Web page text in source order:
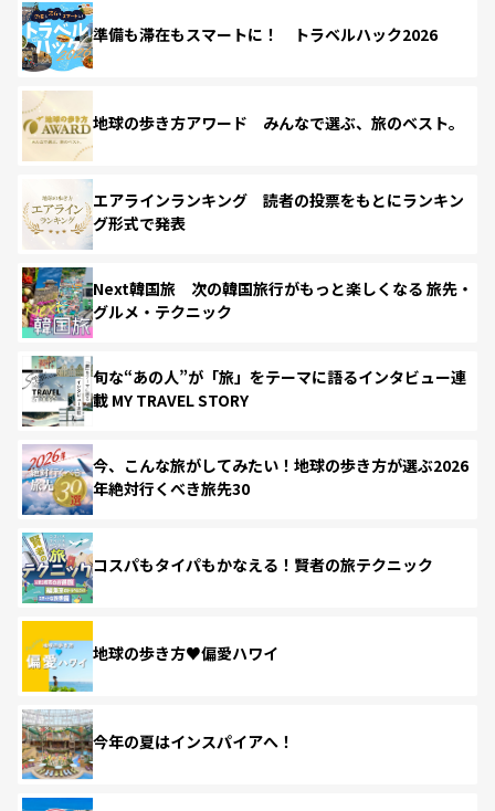
準備も滞在もスマートに！ トラベルハック2026
地球の歩き方アワード みんなで選ぶ、旅のベスト。
エアラインランキング 読者の投票をもとにランキン
グ形式で発表
Next韓国旅 次の韓国旅行がもっと楽しくなる 旅先・
グルメ・テクニック
旬な“あの人”が「旅」をテーマに語るインタビュー連
載 MY TRAVEL STORY
今、こんな旅がしてみたい！地球の歩き方が選ぶ2026
年絶対行くべき旅先30
コスパもタイパもかなえる！賢者の旅テクニック
地球の歩き方♥偏愛ハワイ
今年の夏はインスパイアへ！